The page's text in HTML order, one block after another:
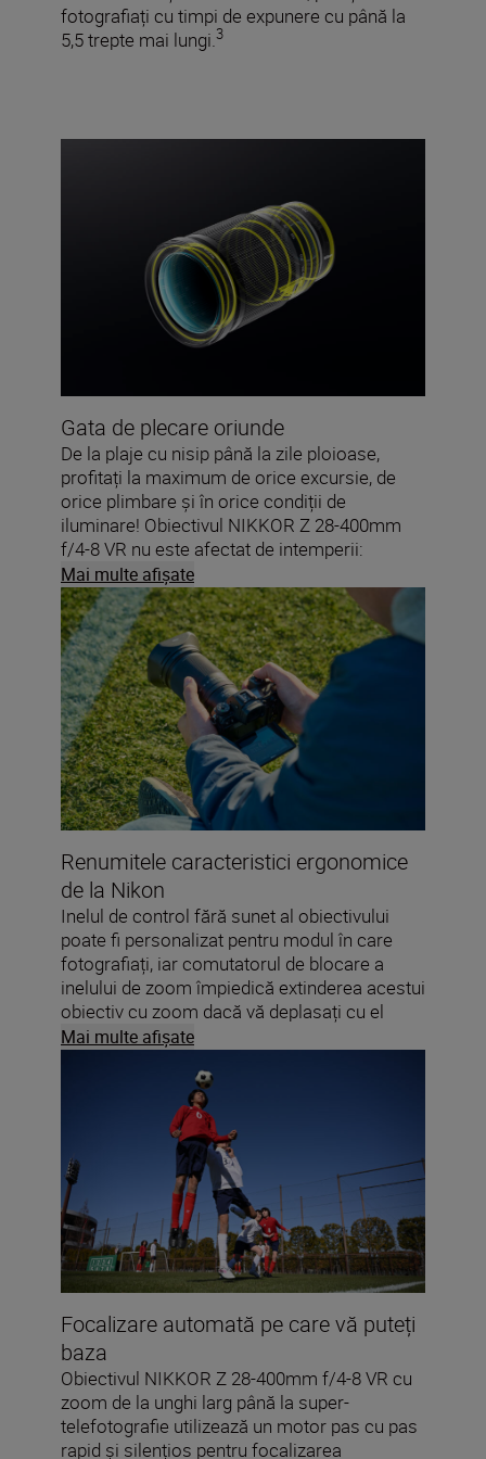
fotografiați cu timpi de expunere cu până la
5,5 trepte mai lungi.3
Gata de plecare oriunde
De la plaje cu nisip până la zile ploioase,
profitați la maximum de orice excursie, de
orice plimbare și în orice condiții de
iluminare! Obiectivul NIKKOR Z 28-400mm
f/4-8 VR nu este afectat de intemperii:
datorită etanșării fiabile din jurul monturii și
tuturor componentelor mobile, praful și
picăturile de apă nu pot să pătrundă în
cilindrul obiectivului.
Mai multe afişate
Renumitele caracteristici ergonomice
de la Nikon
Inelul de control fără sunet al obiectivului
poate fi personalizat pentru modul în care
fotografiați, iar comutatorul de blocare a
inelului de zoom împiedică extinderea acestui
obiectiv cu zoom dacă vă deplasați cu el
montat pe aparatul foto. Parasolarul inclus al
puteți să inversați acest parasolar pentru a
economisi spațiu la depozitarea obiectivului
și chiar să fotografiați cu acesta încă
inversat.
Mai multe afişate
Focalizare automată pe care vă puteți
baza
Obiectivul NIKKOR Z 28-400mm f/4-8 VR cu
zoom de la unghi larg până la super-
telefotografie utilizează un motor pas cu pas
rapid și silențios pentru focalizarea